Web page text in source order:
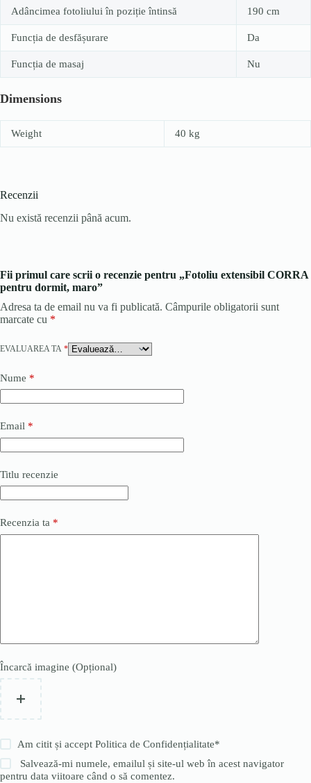
Adâncimea fotoliului în poziție întinsă 190 cm
Funcția de desfășurare Da
Funcția de masaj Nu
Dimensions
Weight 40 kg
Recenzii
Nu există recenzii până acum.
Fii primul care scrii o recenzie pentru „Fotoliu extensibil CORRA
pentru dormit, maro”
Adresa ta de email nu va fi publicată. Câmpurile obligatorii sunt
marcate cu *
EVALUAREA TA *
Nume *
Email *
Titlu recenzie
Recenzia ta *
Încarcă imagine (Opțional)
Am citit și acceptPolitica de Confidențialitate*
Salvează-mi numele, emailul și site-ul web în acest navigator
pentru data viitoare când o să comentez.